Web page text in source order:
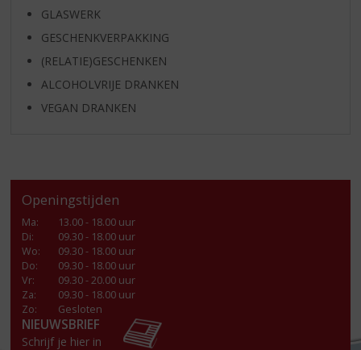
GLASWERK
GESCHENKVERPAKKING
(RELATIE)GESCHENKEN
ALCOHOLVRIJE DRANKEN
VEGAN DRANKEN
Openingstijden
Ma:
13.00 - 18.00 uur
Di:
09.30 - 18.00 uur
Wo:
09.30 - 18.00 uur
Do:
09.30 - 18.00 uur
Vr:
09.30 - 20.00 uur
Za:
09.30 - 18.00 uur
Zo:
Gesloten
NIEUWSBRIEF
Schrijf je hier in